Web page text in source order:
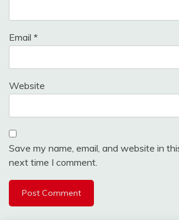
Email *
Website
Save my name, email, and website in
next time I comment.